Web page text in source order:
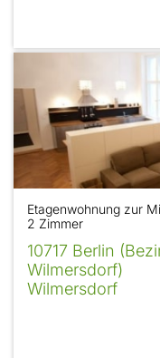
Etagenwohnung zur
2 Zimmer
10717 Berlin
Wilmersdorf)
Wilmersdorf